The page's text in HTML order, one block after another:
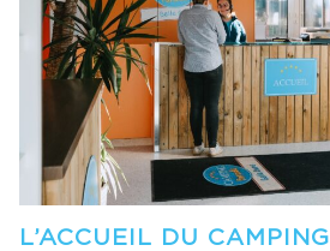
L’ACCUEIL DU CAMPING